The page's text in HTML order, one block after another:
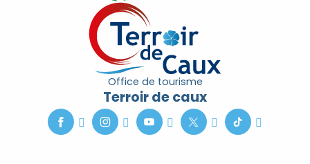
Office de tourisme
Terroir de caux